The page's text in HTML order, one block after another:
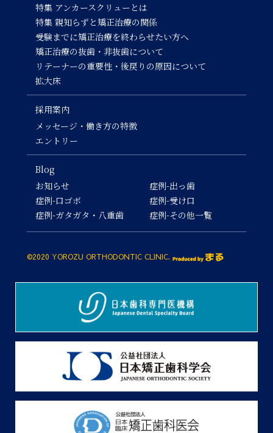
特集 アンカースクリューとは
特集 親知らずと矯正治療の関係
受験までに矯正治療を終わらせたい方へ
矯正治療の抜歯・非抜歯について
リテーナーの重要性・後戻りの原因について
拡大床
採用案内
メッセージ・働き方の特徴
エントリー
Blog
お知らせ
症例-口ゴボ
症例-ガタガタ・八重歯
症例-出っ歯
症例-受け口
症例-その他一覧
©2020 YOROZU ORTHODONTIC CLINIC.